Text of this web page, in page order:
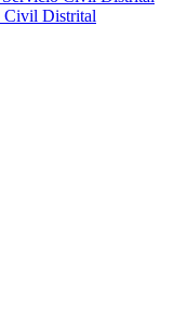
Civil Distrital